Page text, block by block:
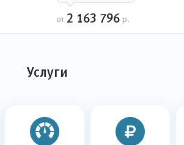
от 2 163 796 р.
Услуги